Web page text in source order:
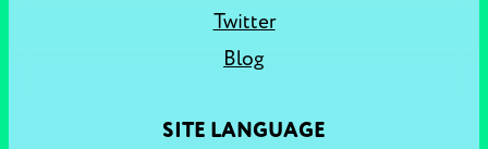
Twitter
Blog
SITE LANGUAGE